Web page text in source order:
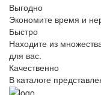
Выгодно
Экономите время и
Быстро
Находите из
для вас.
Качественно
В каталоге